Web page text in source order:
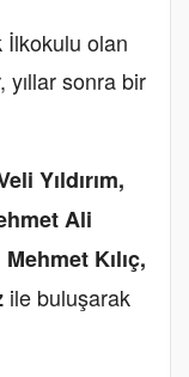
İlkokulu olan
yıllar sonra bir
Yıldırım,
Ali
Kılıç,
ile buluşarak